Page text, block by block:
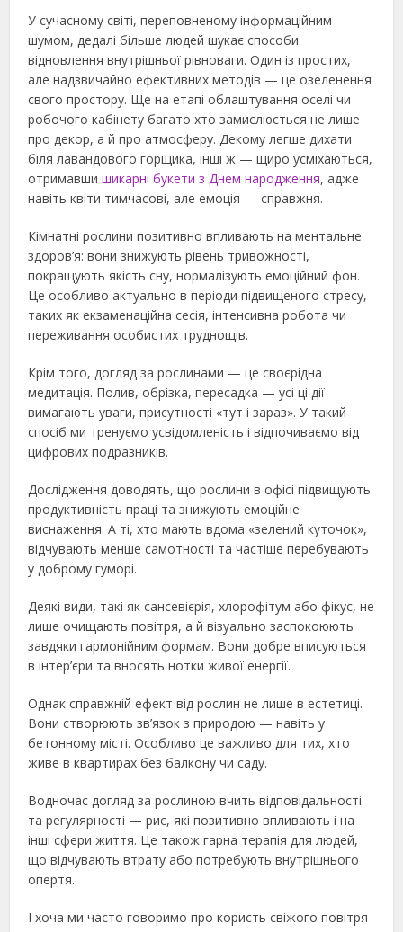
У сучасному світі, переповненому інформаційним
шумом, дедалі більше людей шукає способи
відновлення внутрішньої рівноваги. Один із простих,
але надзвичайно ефективних методів — це озеленення
свого простору. Ще на етапі облаштування оселі чи
робочого кабінету багато хто замислюється не лише
про декор, а й про атмосферу. Декому легше дихати
біля лавандового горщика, інші ж — щиро усміхаються,
отримавшишикарні букети з Днем народження, адже
навіть квіти тимчасові, але емоція — справжня.
Кімнатні рослини позитивно впливають на ментальне
здоров’я: вони знижують рівень тривожності,
покращують якість сну, нормалізують емоційний фон.
Це особливо актуально в періоди підвищеного стресу,
таких як екзаменаційна сесія, інтенсивна робота чи
переживання особистих труднощів.
Крім того, догляд за рослинами — це своєрідна
медитація. Полив, обрізка, пересадка — усі ці дії
вимагають уваги, присутності «тут і зараз». У такий
спосіб ми тренуємо усвідомленість і відпочиваємо від
цифрових подразників.
Дослідження доводять, що рослини в офісі підвищують
продуктивність праці та знижують емоційне
виснаження. А ті, хто мають вдома «зелений куточок»,
відчувають менше самотності та частіше перебувають
у доброму гуморі.
Деякі види, такі як сансевієрія, хлорофітум або фікус, не
лише очищають повітря, а й візуально заспокоюють
завдяки гармонійним формам. Вони добре вписуються
в інтер’єри та вносять нотки живої енергії.
Однак справжній ефект від рослин не лише в естетиці.
Вони створюють зв’язок з природою — навіть у
бетонному місті. Особливо це важливо для тих, хто
живе в квартирах без балкону чи саду.
Водночас догляд за рослиною вчить відповідальності
та регулярності — рис, які позитивно впливають і на
інші сфери життя. Це також гарна терапія для людей,
що відчувають втрату або потребують внутрішнього
опертя.
І хоча ми часто говоримо про користь свіжого повітря